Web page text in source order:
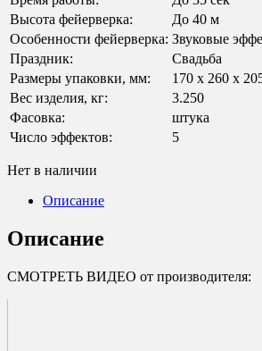
Высота фейерверка:
До 40 м
Особенности фейерверка: Звуковые
Праздник:
Свадьба
Размеры упаковки, мм:
170 х 260 х
Вес изделия, кг:
3.250
Фасовка:
штука
Число эффектов:
5
Нет в наличии
Описание
Описание
СМОТРЕТЬ ВИДЕО от производителя: